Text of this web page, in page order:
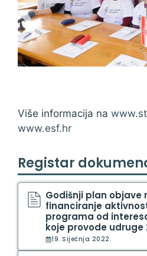
Više informacija na
www.esf.hr
Registar
Godišnji plan objave
financiranje
programa od
koje provode udruge
19. Siječnja 2022.